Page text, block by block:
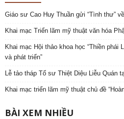
Giáo sư Cao Huy Thuần gửi “Tình thư”
Khai mạc Triển lãm mỹ thuật văn hóa
Khai mạc Hội thảo khoa học “Thiền phái
và phát triển”
Lễ tảo tháp Tổ sư Thiệt Diệu Liễu Quán
Khai mạc triển lãm mỹ thuật chủ đề
BÀI XEM NHIỀU